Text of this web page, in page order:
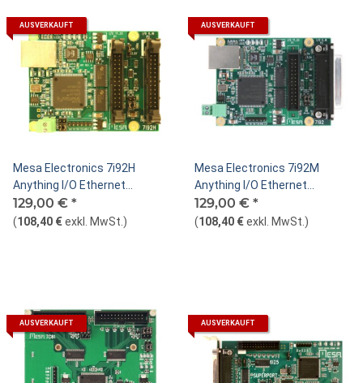
AUSVERKAUFT
Mesa Electronics 7i92H
Anything I/O Ethernet
Controller
129,00 € *
(108,40 €exkl. MwSt. )
AUSVERKAUFT
Mesa Electronics 7i92M
Anything I/O Ethernet
Controller
129,00 € *
(108,40 €exkl. MwSt. )
AUSVERKAUFT AUSVERKAUFT